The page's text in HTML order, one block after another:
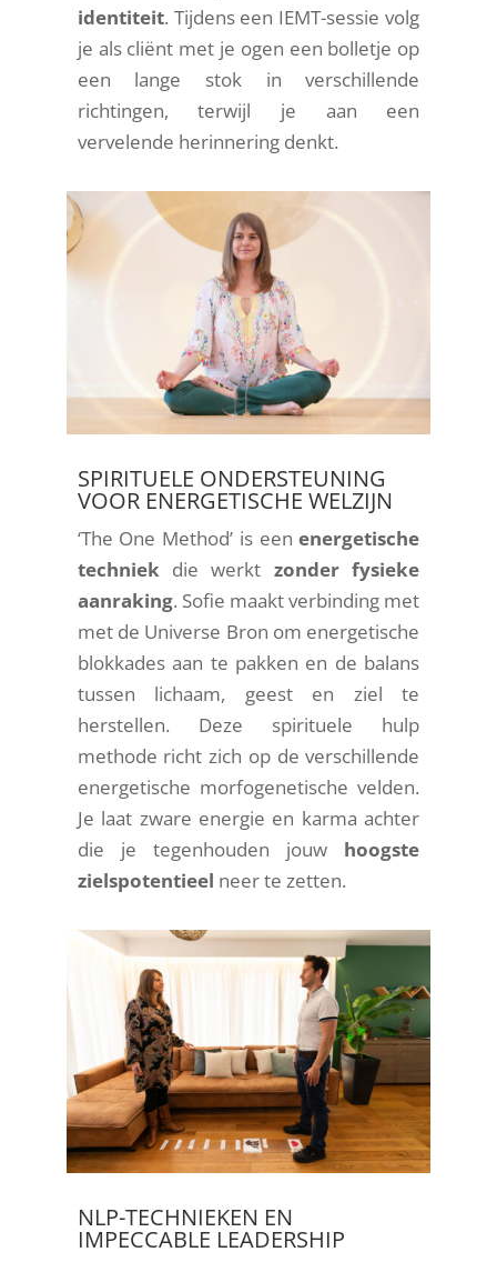
identiteit. Tijdens een IEMT-sessie volg
je als cliënt met je ogen een bolletje op
een lange stok in verschillende
richtingen, terwijl je aan een
vervelende herinnering denkt.
SPIRITUELE ONDERSTEUNING
VOOR ENERGETISCHE WELZIJN
‘The One Method’ is eenenergetische
techniekdie werkt zonder fysieke
aanraking. Sofie maakt verbinding met
met de Universe Bron om energetische
blokkades aan te pakken en de balans
tussen lichaam, geest en ziel te
herstellen. Deze spirituele hulp
methode richt zich op de verschillende
energetische morfogenetische velden.
Je laat zware energie en karma achter
die je tegenhouden jouw hoogste
zielspotentieel neer te zetten.
NLP-TECHNIEKEN EN
IMPECCABLE LEADERSHIP